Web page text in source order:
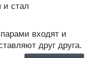
и стал
входят и
друг друга.